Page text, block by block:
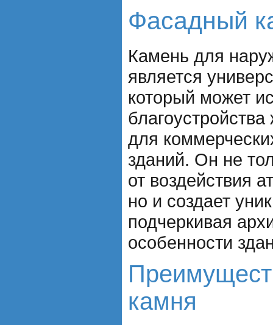
Фасадный
Камень для
является
который может
для
зданий. Он не
от воздействия
но и создает
подчеркивая
особенности
камня